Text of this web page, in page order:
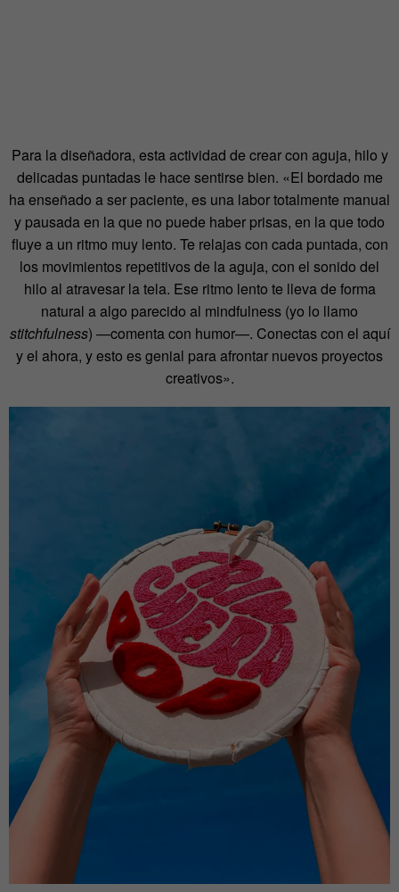
Para la diseñadora, esta actividad de crear con aguja, hilo y
delicadas puntadas le hace sentirse bien. «El bordado me
ha enseñado a ser paciente, es una labor totalmente manual
y pausada en la que no puede haber prisas, en la que todo
fluye a un ritmo muy lento. Te relajas con cada puntada, con
los movimientos repetitivos de la aguja, con el sonido del
hilo al atravesar la tela. Ese ritmo lento te lleva de forma
natural a algo parecido al mindfulness (yo lo llamo
stitchfulness) —comenta con humor—. Conectas con el aquí
y el ahora, y esto es genial para afrontar nuevos proyectos
creativos».